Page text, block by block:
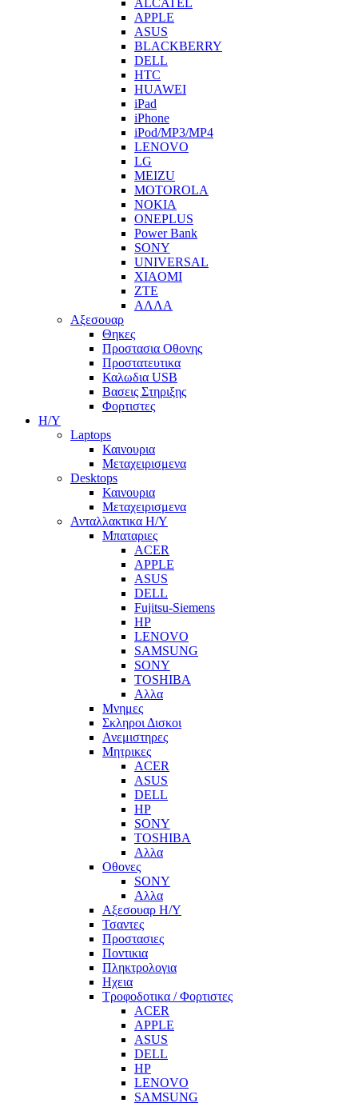
ALCATEL
APPLE
ASUS
BLACKBERRY
DELL
HTC
HUAWEI
iPad
iPhone
iPod/MP3/MP4
LENOVO
LG
MEIZU
MOTOROLA
NOKIA
ONEPLUS
Power Bank
SONY
UNIVERSAL
XIAOMI
ZTE
ΑΛΛΑ
Αξεσουαρ
Θηκες
Προστασια Οθονης
Προστατευτικα
Καλωδια USB
Βασεις Στηριξης
Φορτιστες
Η/Υ
Laptops
Καινουρια
Μεταχειρισμενα
Desktops
Καινουρια
Μεταχειρισμενα
Ανταλλακτικα H/Y
Μπαταριες
ACER
APPLE
ASUS
DELL
Fujitsu-Siemens
HP
LENOVO
SAMSUNG
SONY
TOSHIBA
Αλλα
Μνημες
Σκληροι Δισκοι
Ανεμιστηρες
Μητρικες
ACER
ASUS
DELL
HP
SONY
TOSHIBA
Αλλα
Οθονες
SONY
Αλλα
Αξεσουαρ Η/Υ
Τσαντες
Προστασιες
Ποντικια
Πληκτρολογια
Ηχεια
Τροφοδοτικα / Φορτιστες
ACER
APPLE
ASUS
DELL
HP
LENOVO
SAMSUNG